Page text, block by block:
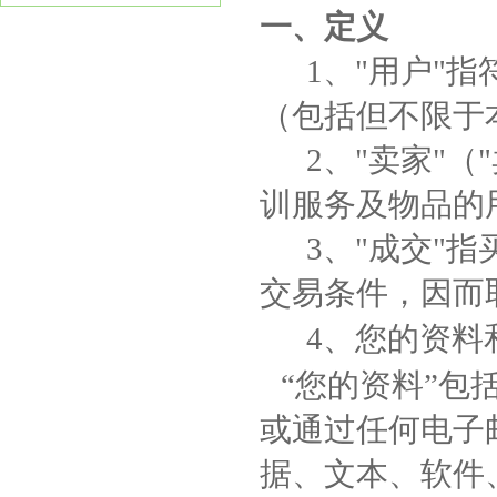
一、定义
1、"用户"指符
（包括但不限
2、"卖家"（"
训服务及物品
3、"成交"指买
交易条件，因
4、 您的资料
“您的资料”包
或通过任何电子
据、文本、软件